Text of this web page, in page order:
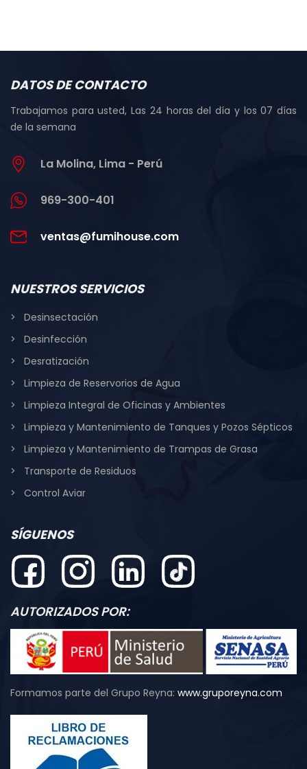
DATOS DE CONTACTO
Trabajamos para usted, Las 24 horas del día y los 07 días
de la semana
La Molina, Lima - Perú
969-300-401
ventas@fumihouse.com
NUESTROS SERVICIOS
Desinsectación
Desinfección
Desratización
Limpieza de Reservorios de Agua
Limpieza Integral de Oficinas y Ambientes
Limpieza y Mantenimiento de Tanques y Pozos Sépticos
Limpieza y Mantenimiento de Trampas de Grasa
Transporte de Residuos
Control Aviar
SÍGUENOS
AUTORIZADOS POR:
Formamos parte del Grupo Reyna: www.gruporeyna.com